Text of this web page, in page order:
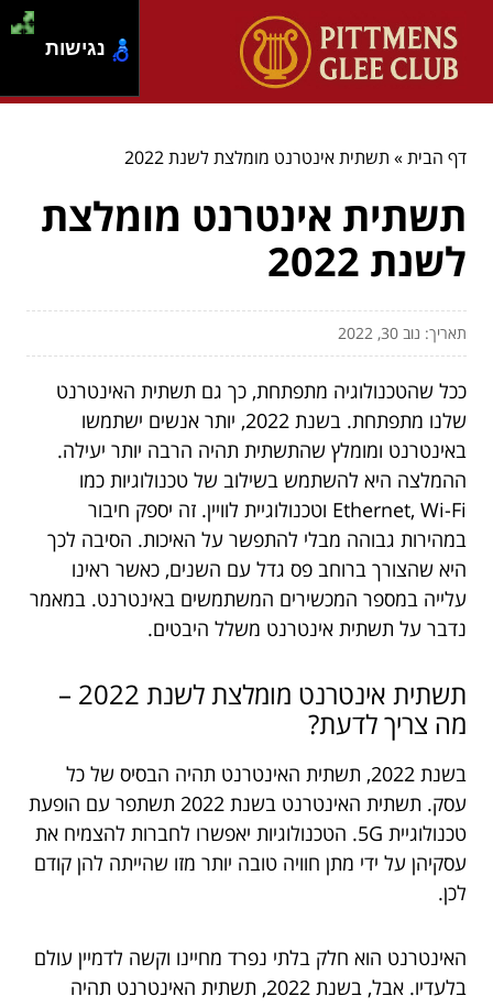
דף הבית» תשתית אינטרנט מומלצת לשנת 2022
תשתית אינטרנט מומלצת
לשנת 2022
תאריך: נוב 30, 2022
ככל שהטכנולוגיה מתפתחת, כך גם תשתית האינטרנט
שלנו מתפתחת. בשנת 2022, יותר אנשים ישתמשו
באינטרנט ומומלץ שהתשתית תהיה הרבה יותר יעילה.
ההמלצה היא להשתמש בשילוב של טכנולוגיות כמו
Ethernet, Wi-Fi וטכנולוגיית לוויין. זה יספק חיבור
במהירות גבוהה מבלי להתפשר על האיכות. הסיבה לכך
היא שהצורך ברוחב פס גדל עם השנים, כאשר ראינו
עלייה במספר המכשירים המשתמשים באינטרנט. במאמר
נדבר על תשתית אינטרנט משלל היבטים.
תשתית אינטרנט מומלצת לשנת 2022 –
מה צריך לדעת?
בשנת 2022, תשתית האינטרנט תהיה הבסיס של כל
עסק. תשתית האינטרנט בשנת 2022 תשתפר עם הופעת
טכנולוגיית 5G. הטכנולוגיות יאפשרו לחברות להצמיח את
עסקיהן על ידי מתן חוויה טובה יותר מזו שהייתה להן קודם
לכן.
האינטרנט הוא חלק בלתי נפרד מחיינו וקשה לדמיין עולם
בלעדיו. אבל, בשנת 2022, תשתית האינטרנט תהיה
נגישות